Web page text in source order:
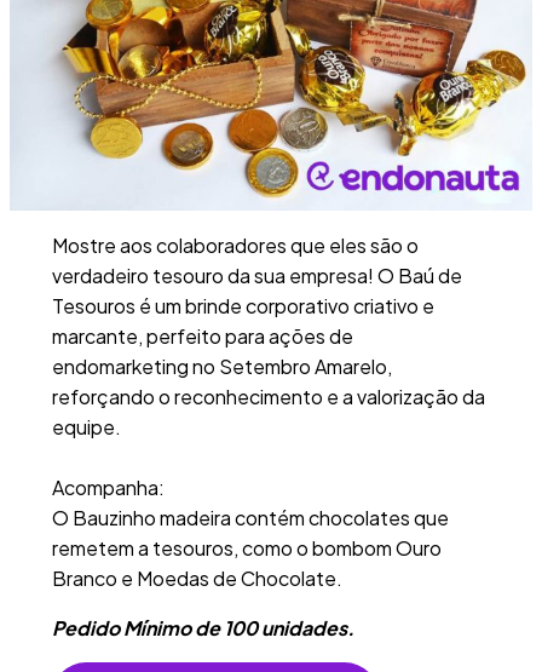
Mostre aos colaboradores que eles são o
verdadeiro tesouro da sua empresa! O Baú de
Tesouros é um brinde corporativo criativo e
marcante, perfeito para ações de
endomarketing no Setembro Amarelo,
reforçando o reconhecimento e a valorização da
equipe.
Acompanha:
O Bauzinho madeira contém chocolates que
remetem a tesouros, como o bombom Ouro
Branco e Moedas de Chocolate.
Pedido Mínimo de 100 unidades.